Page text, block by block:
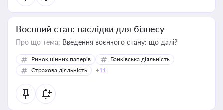
Воєнний стан: наслідки для бізнесу
Про що тема: Введення воєнного стану: що далі?
Ринок цінних паперів
Банківська діяльність
Страхова діяльність
+11